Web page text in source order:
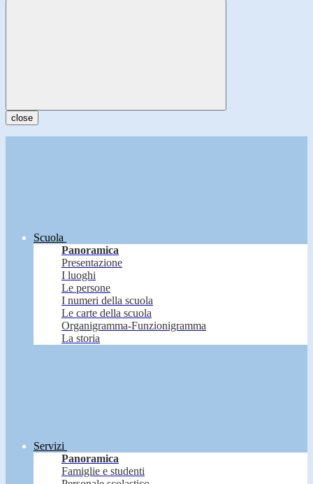
close
Scuola
Panoramica
Presentazione
I luoghi
Le persone
I numeri della scuola
Le carte della scuola
Organigramma-Funzionigramma
La storia
Servizi
Panoramica
Famiglie e studenti